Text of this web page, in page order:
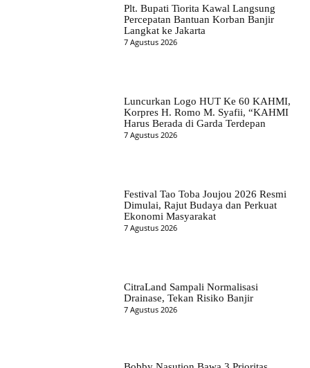
Plt. Bupati Tiorita Kawal Langsung
Percepatan Bantuan Korban Banjir
Langkat ke Jakarta
7 Agustus 2026
Luncurkan Logo HUT Ke 60 KAHMI,
Korpres H. Romo M. Syafii, “KAHMI
Harus Berada di Garda Terdepan
7 Agustus 2026
Festival Tao Toba Joujou 2026 Resmi
Dimulai, Rajut Budaya dan Perkuat
Ekonomi Masyarakat
7 Agustus 2026
CitraLand Sampali Normalisasi
Drainase, Tekan Risiko Banjir
7 Agustus 2026